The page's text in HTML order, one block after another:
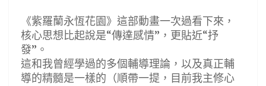
《紫羅蘭永恆花園》這部動畫一次過看下來，
核心思想比起說是“傳達感情”，更貼近“抒
發”。
這和我曾經學過的多個輔導理論，以及真正輔
導的精髓是一樣的（順帶一提，目前我主修心